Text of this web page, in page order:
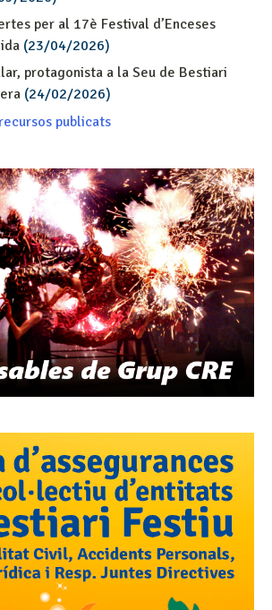
per al 17è Festival d’Enceses
(23/04/2026)
protagonista a la Seu de Bestiari
(24/02/2026)
publicats